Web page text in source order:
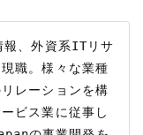
報、外資系ITリサ
職。様々な業種
レーションを構
ビス業に従事し